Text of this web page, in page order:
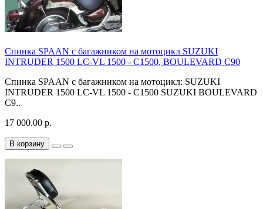
Спинка SPAAN с багажником на мотоцикл SUZUKI
INTRUDER 1500 LC-VL 1500 - C1500, BOULEVARD C90
Спинка SPAAN с багажником на мотоцикл: SUZUKI
INTRUDER 1500 LC-VL 1500 - C1500 SUZUKI BOULEVARD
C9..
17 000.00 р.
В корзину